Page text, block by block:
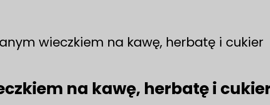
wieczkiem na kawę, herbatę i cukier
na kawę, herbatę i